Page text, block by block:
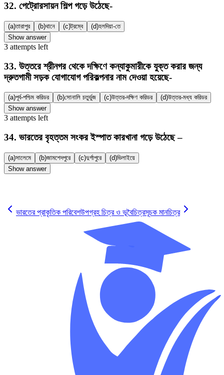
32. পেট্রোরসায়ন শিল্প গড়ে উঠেছে-
(a)তারাপুর (b)থানে (c)ট্রম্বে (d)হলদিয়া-তে
Show answer
3 attempts left
33. উত্তরে শ্রীনগর থেকে দক্ষিণে কন্যাকুমারীকে যুক্ত করার জন্য
দ্রুতগামী সড়ক যোগাযোগ পরিকল্পনার নাম দেওয়া হয়েছে-
(a)পূর্ব-পশ্চিম করিডর (b)সোনালি চতুর্ভুজ (c)উত্তর-দক্ষিণ করিডর (d)উত্তর-মধ্য করিডর
Show answer
3 attempts left
34. ভারতের বৃহত্তম সংকর ইস্পাত কারখানা গড়ে উঠেছে –
(a)সালেমে (b)জামশেদপুরে (c)দুর্গাপুরে (d)ভিলাইয়ে
Show answer
ভারতের প্রাকৃতিক পরিবেশউপগ্রহ চিত্র ও ভূবৈচিত্রসূচক মানচিত্র